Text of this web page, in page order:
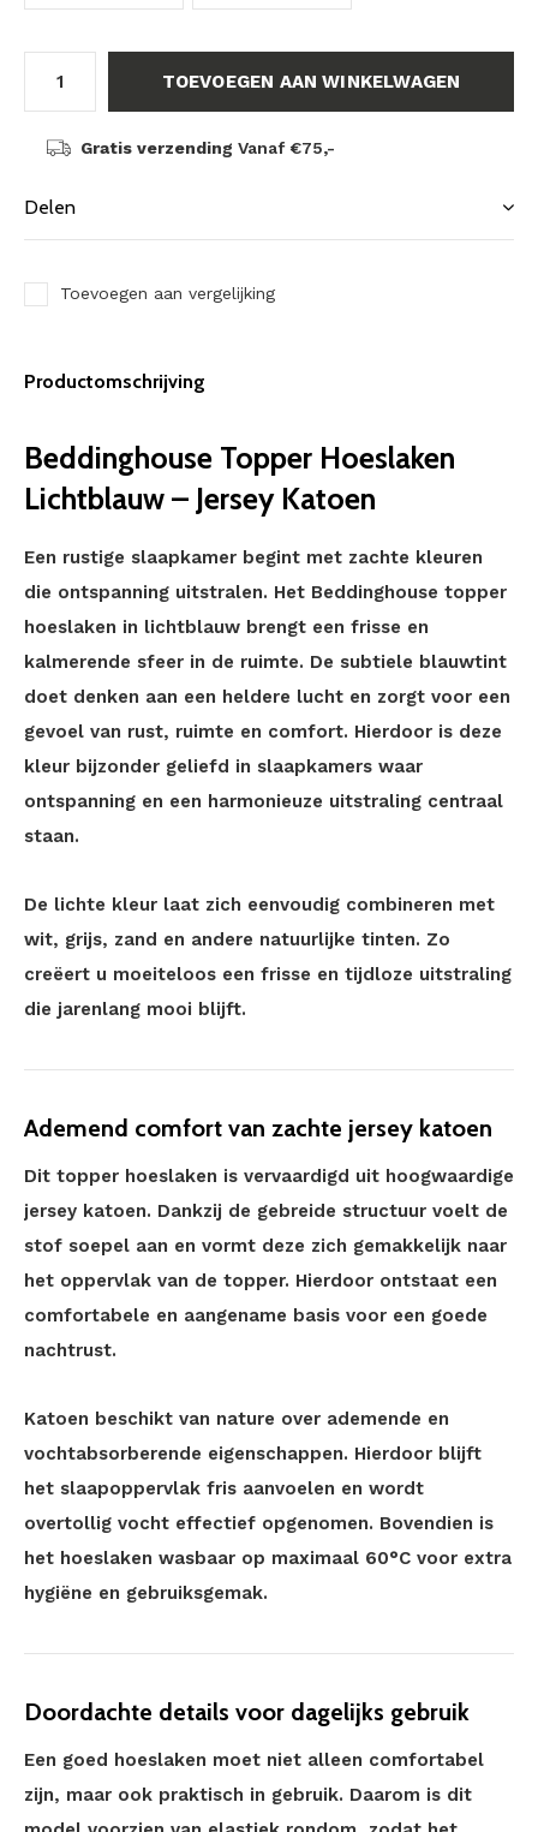
TOEVOEGEN AAN WINKELWAGEN
Gratis verzending Vanaf €75,-
Delen
Toevoegen aan vergelijking
Productomschrijving
Beddinghouse Topper Hoeslaken
Lichtblauw – Jersey Katoen
Een rustige slaapkamer begint met zachte kleuren
die ontspanning uitstralen. Het Beddinghouse topper
hoeslaken in lichtblauw brengt een frisse en
kalmerende sfeer in de ruimte. De subtiele blauwtint
doet denken aan een heldere lucht en zorgt voor een
gevoel van rust, ruimte en comfort. Hierdoor is deze
kleur bijzonder geliefd in slaapkamers waar
ontspanning en een harmonieuze uitstraling centraal
staan.
De lichte kleur laat zich eenvoudig combineren met
wit, grijs, zand en andere natuurlijke tinten. Zo
creëert u moeiteloos een frisse en tijdloze uitstraling
die jarenlang mooi blijft.
Ademend comfort van zachte jersey katoen
Dit topper hoeslaken is vervaardigd uit hoogwaardige
jersey katoen. Dankzij de gebreide structuur voelt de
stof soepel aan en vormt deze zich gemakkelijk naar
het oppervlak van de topper. Hierdoor ontstaat een
comfortabele en aangename basis voor een goede
nachtrust.
Katoen beschikt van nature over ademende en
vochtabsorberende eigenschappen. Hierdoor blijft
het slaapoppervlak fris aanvoelen en wordt
overtollig vocht effectief opgenomen. Bovendien is
het hoeslaken wasbaar op maximaal 60°C voor extra
hygiëne en gebruiksgemak.
Doordachte details voor dagelijks gebruik
Een goed hoeslaken moet niet alleen comfortabel
zijn, maar ook praktisch in gebruik. Daarom is dit